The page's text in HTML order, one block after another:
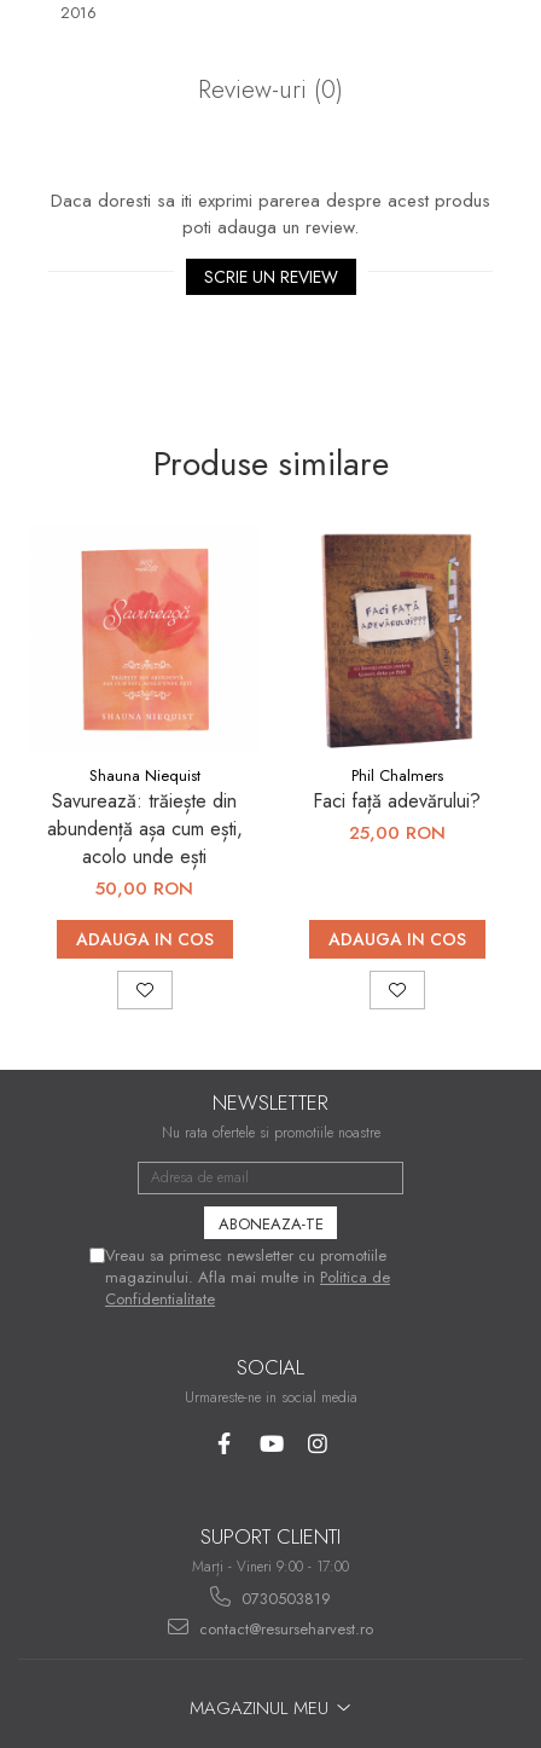
2016
Review-uri (0)
Daca doresti sa iti exprimi parerea despre acest produs
poti adauga un review.
SCRIE UN REVIEW
Produse similare
Shauna Niequist
Savurează: trăiește din
abundență așa cum ești,
acolo unde ești
50,00 RON
ADAUGA IN COS
Phil Chalmers
Faci față adevărului?
25,00 RON
ADAUGA IN COS
NEWSLETTER
Nu rata ofertele si promotiile noastre
Vreau sa primesc newsletter cu promotiile
magazinului. Afla mai multe in Politica de
Confidentialitate
SOCIAL
Urmareste-ne in social media
SUPORT CLIENTI
Marți - Vineri 9:00 - 17:00
0730503819
contact@resurseharvest.ro
MAGAZINUL MEU